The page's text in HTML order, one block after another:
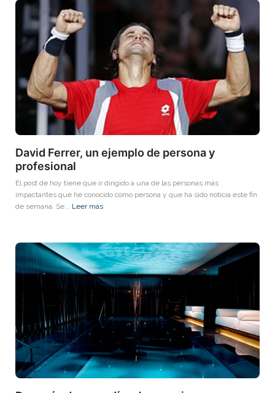
David Ferrer, un ejemplo de persona y
profesional
El post de hoy tiene que ir dirigido a una de las personas más
impactantes que he conocido como persona y que ha sido noticia este fin
de semana. Se... Leer más